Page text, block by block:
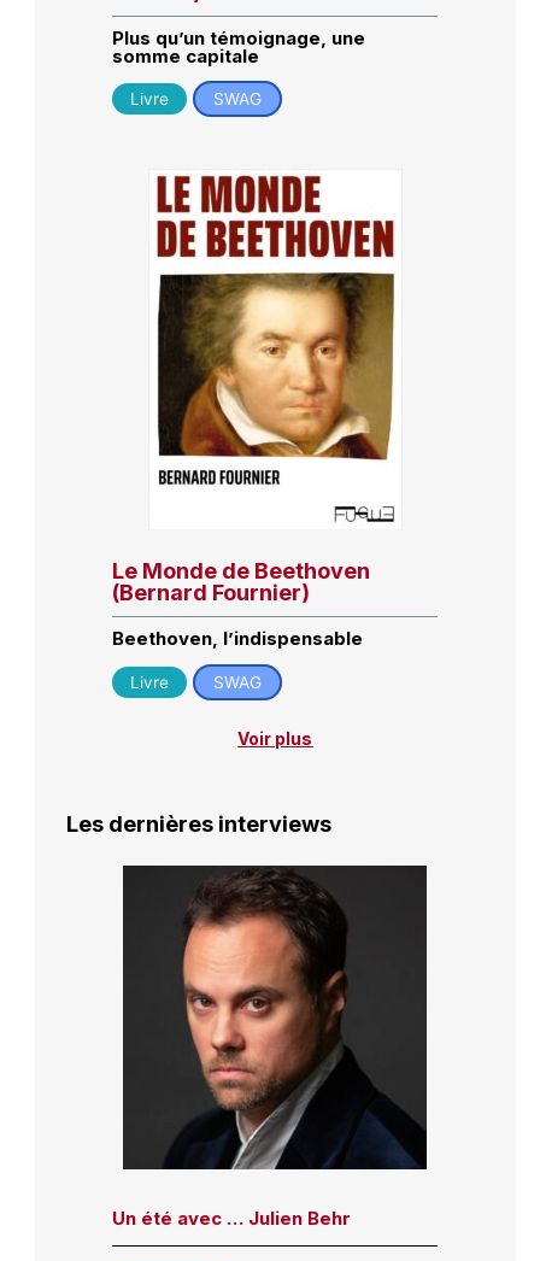
Plus qu’un témoignage, une
somme capitale
Livre SWAG
Le Monde de Beethoven
(Bernard Fournier)
Beethoven, l’indispensable
Livre SWAG
Voir plus
Les dernières interviews
Un été avec … Julien Behr